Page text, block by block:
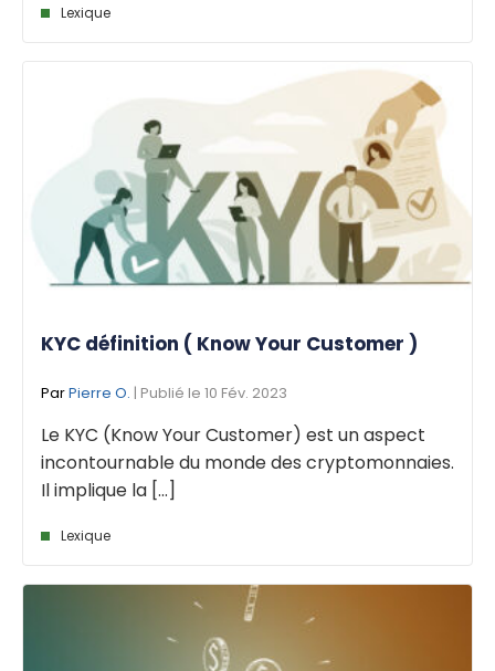
Lexique
KYC définition ( Know Your Customer )
ParPierre O. | Publié le 10 Fév. 2023
Le KYC (Know Your Customer) est un aspect
incontournable du monde des cryptomonnaies.
Il implique la [...]
Lexique